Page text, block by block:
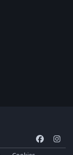
a
n